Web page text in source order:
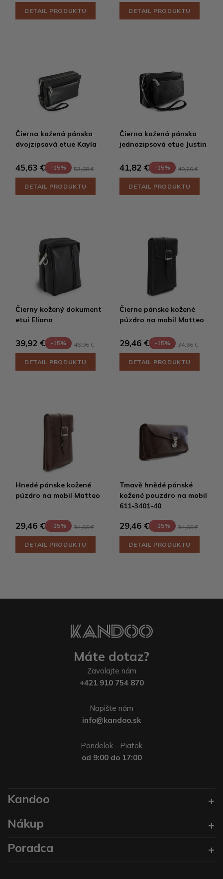
DETAIL PRODUKTU DETAIL PRODUKTU
Čierna kožená pánska
dvojzipsová etue Kayla
45,63 € -15% 53,68 €
DETAIL PRODUKTU
Čierna kožená pánska
jednozipsová etue Justin
41,82 € -15% 49,20 €
DETAIL PRODUKTU
Čierny kožený dokument
etui Eliana
39,92 € -15% 46,96 €
DETAIL PRODUKTU
Čierne pánske kožené
púzdro na mobil Matteo
29,46 € -15% 34,66 €
DETAIL PRODUKTU
Hnedé pánske kožené
púzdro na mobil Matteo
29,46 € -15% 34,66 €
DETAIL PRODUKTU
Tmavě hnědé pánské
kožené pouzdro na mobil
611-3401-40
29,46 € -15% 34,66 €
DETAIL PRODUKTU
Máte dotaz?
Zavolajte nám
+421 910 754 870
Napište nám
info@kandoo.sk
Pondelok - Piatok
od 9:00 do 17:00
Kandoo
Nákup
Poradca